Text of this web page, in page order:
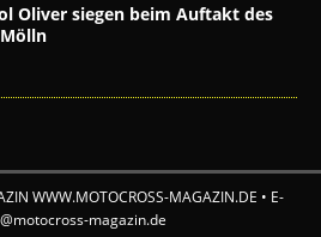
Oliver siegen beim Auftakt des
WWW.MOTOCROSS-MAGAZIN.DE • E-
magazin.de